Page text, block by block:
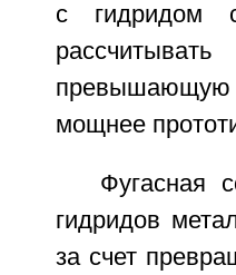
с гидридом
мощнее
Фугасная
гидридов
за счет